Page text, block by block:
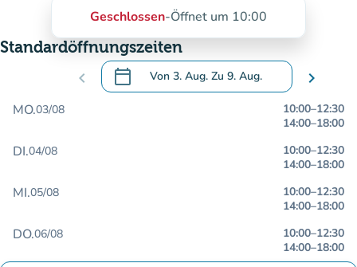
Geschlossen-Öffnet um 10:00
Standardöffnungszeiten
chevron_left calendar_today Von 3. Aug. Zu 9. Aug.
.Öffnen Sie den Kalender, um Daten zu
chevron_right
MO.03/08 10:00–12:30
14:00–18:00
DI.04/08 10:00–12:30
14:00–18:00
MI.05/08 10:00–12:30
14:00–18:00
DO.06/08 10:00–12:30
14:00–18:00